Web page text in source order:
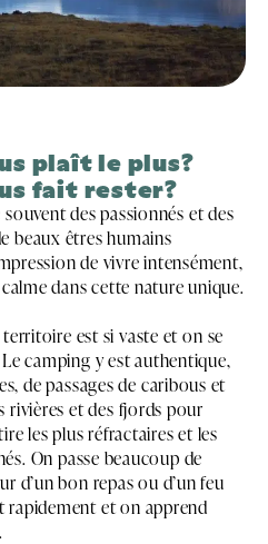
plaît le plus?
fait rester?
des passionnés et des
beaux êtres humains
de vivre intensément,
dans cette nature unique.
territoire est si vaste et on se
camping y est authentique,
de passages de caribous et
rivières et des fjords pour
les plus réfractaires et les
On passe beaucoup de
d’un bon repas ou d’un feu
rapidement et on apprend